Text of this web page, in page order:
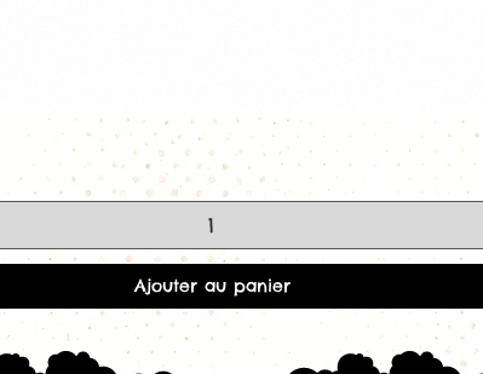
Aperçu rapide
Ajouter au panier